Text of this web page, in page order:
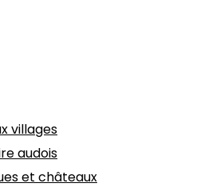
villages
audois
et châteaux